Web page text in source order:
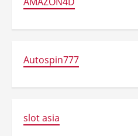
Autospin777
slot asia